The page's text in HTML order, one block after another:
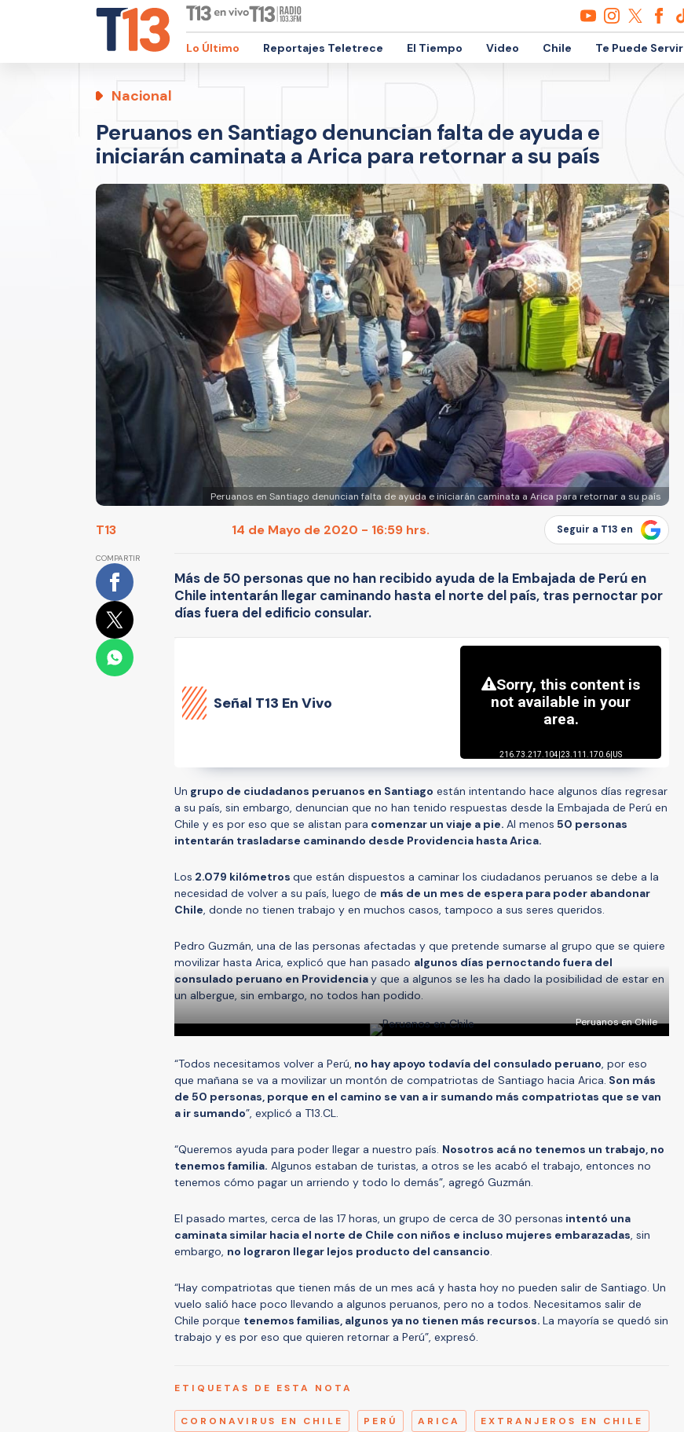
Lo Último Reportajes Teletrece El Tiempo Video Chile Te Puede Servir
Nacional
Peruanos en Santiago denuncian falta de ayuda e
iniciarán caminata a Arica para retornar a su país
Peruanos en Santiago denuncian falta de ayuda e iniciarán caminata a Arica para retornar a su país
T13 14 de Mayo de 2020 - 16:59 hrs. Seguir a T13 en
COMPARTIR
Más de 50 personas que no han recibido ayuda de la Embajada de Perú en
Chile intentarán llegar caminando hasta el norte del país, tras pernoctar por
días fuera del edificio consular.
Señal T13 En Vivo
Un grupo de ciudadanos peruanos en Santiago están intentando hace algunos días regresar
a su país, sin embargo, denuncian que no han tenido respuestas desde la Embajada de Perú en
Chile y es por eso que se alistan para comenzar un viaje a pie. Al menos 50 personas
intentarán trasladarse caminando desde Providencia hasta Arica.
Los 2.079 kilómetros que están dispuestos a caminar los ciudadanos peruanos se debe a la
necesidad de volver a su país, luego de más de un mes de espera para poder abandonar
Chile, donde no tienen trabajo y en muchos casos, tampoco a sus seres queridos.
Pedro Guzmán, una de las personas afectadas y que pretende sumarse al grupo que se quiere
movilizar hasta Arica, explicó que han pasado algunos días pernoctando fuera del
consulado peruano en Providenciay que a algunos se les ha dado la posibilidad de estar en
un albergue, sin embargo, no todos han podido.
Peruanos en Chile
“Todos necesitamos volver a Perú, no hay apoyo todavía del consulado peruano, por eso
que mañana se va a movilizar un montón de compatriotas de Santiago hacia Arica. Son más
de 50 personas, porque en el camino se van a ir sumando más compatriotas que se van
a ir sumando”, explicó a T13.CL.
“Queremos ayuda para poder llegar a nuestro país. Nosotros acá no tenemos un trabajo, no
tenemos familia. Algunos estaban de turistas, a otros se les acabó el trabajo, entonces no
tenemos cómo pagar un arriendo y todo lo demás”, agregó Guzmán.
El pasado martes, cerca de las 17 horas, un grupo de cerca de 30 personas intentó una
caminata similar hacia el norte de Chile con niños e incluso mujeres embarazadas, sin
embargo, no lograron llegar lejos producto del cansancio.
“Hay compatriotas que tienen más de un mes acá y hasta hoy no pueden salir de Santiago. Un
vuelo salió hace poco llevando a algunos peruanos, pero no a todos. Necesitamos salir de
Chile porque tenemos familias, algunos ya no tienen más recursos. La mayoría se quedó sin
trabajo y es por eso que quieren retornar a Perú”, expresó.
ETIQUETAS DE ESTA NOTA
CORONAVIRUS EN CHILE PERÚ ARICA EXTRANJEROS EN CHILE